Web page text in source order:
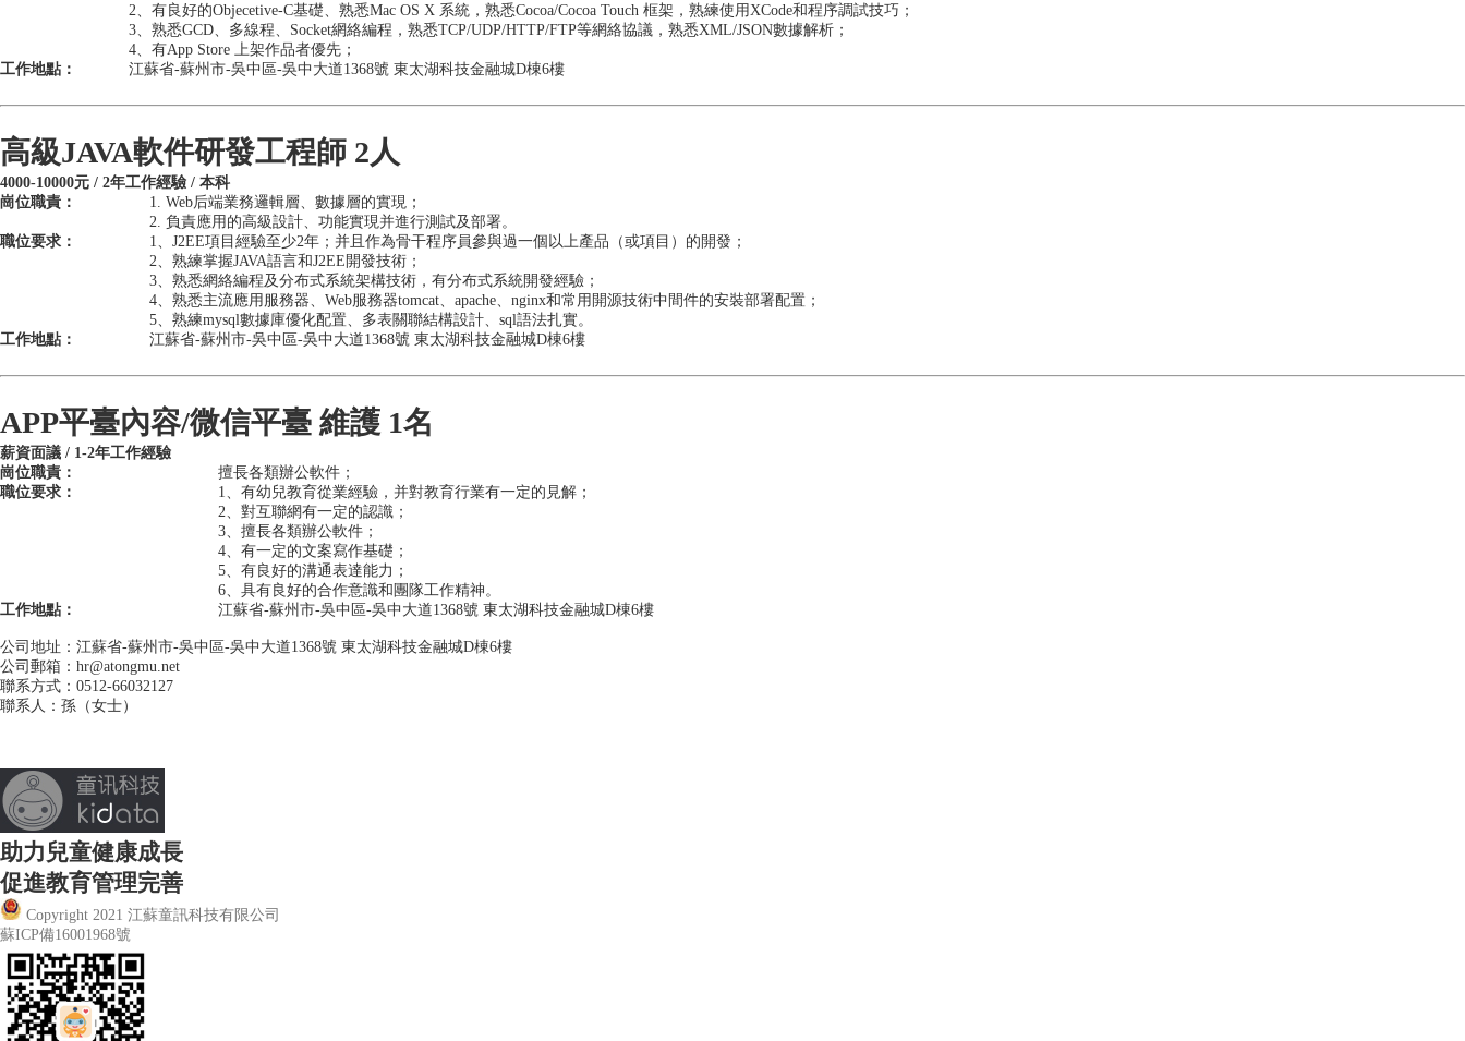
2、有良好的Objecetive-C基礎、熟悉Mac OS X 系統，熟悉Cocoa/Cocoa Touch 框架，熟練使用XCode和程序調試技巧；
3、熟悉GCD、多線程、Socket網絡編程，熟悉TCP/UDP/HTTP/FTP等網絡協議，熟悉XML/JSON數據解析；
4、有App Store 上架作品者優先；
工作地點：
江蘇省-蘇州市-吳中區-吳中大道1368號 東太湖科技金融城D棟6樓
高級JAVA軟件研發工程師 2人
4000-10000元 / 2年工作經驗 / 本科
崗位職責：
1. Web后端業務邏輯層、數據層的實現；
2. 負責應用的高級設計、功能實現并進行測試及部署。
職位要求：
1、J2EE項目經驗至少2年；并且作為骨干程序員參與過一個以上產品（或項目）的開發；
2、熟練掌握JAVA語言和J2EE開發技術；
3、熟悉網絡編程及分布式系統架構技術，有分布式系統開發經驗；
4、熟悉主流應用服務器、Web服務器tomcat、apache、nginx和常用開源技術中間件的安裝部署配置；
5、熟練mysql數據庫優化配置、多表關聯結構設計、sql語法扎實。
工作地點：
江蘇省-蘇州市-吳中區-吳中大道1368號 東太湖科技金融城D棟6樓
APP平臺內容/微信平臺 維護 1名
薪資面議 / 1-2年工作經驗
崗位職責：
擅長各類辦公軟件；
職位要求：
1、有幼兒教育從業經驗，并對教育行業有一定的見解；
2、對互聯網有一定的認識；
3、擅長各類辦公軟件；
4、有一定的文案寫作基礎；
5、有良好的溝通表達能力；
6、具有良好的合作意識和團隊工作精神。
工作地點：
江蘇省-蘇州市-吳中區-吳中大道1368號 東太湖科技金融城D棟6樓
公司地址：江蘇省-蘇州市-吳中區-吳中大道1368號 東太湖科技金融城D棟6樓
公司郵箱：hr@atongmu.net
聯系方式：0512-66032127
聯系人：孫（女士）
助力兒童健康成長
促進教育管理完善
Copyright 2021 江蘇童訊科技有限公司
蘇ICP備16001968號